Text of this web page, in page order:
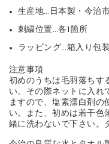
生産地…日本製・今治
刺繍位置…各1箇所
ラッピング…箱入り包
注意事項
初めのうちは毛羽落ちす
い。その際ネットに入れ
ますので、塩素漂白剤の
い。また、初めは若干色
緒に洗わないで下さい。